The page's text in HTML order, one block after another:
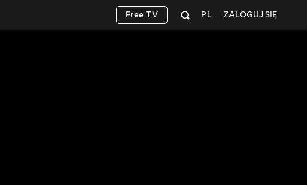
ZALOGUJ SIĘ
PL
Free TV